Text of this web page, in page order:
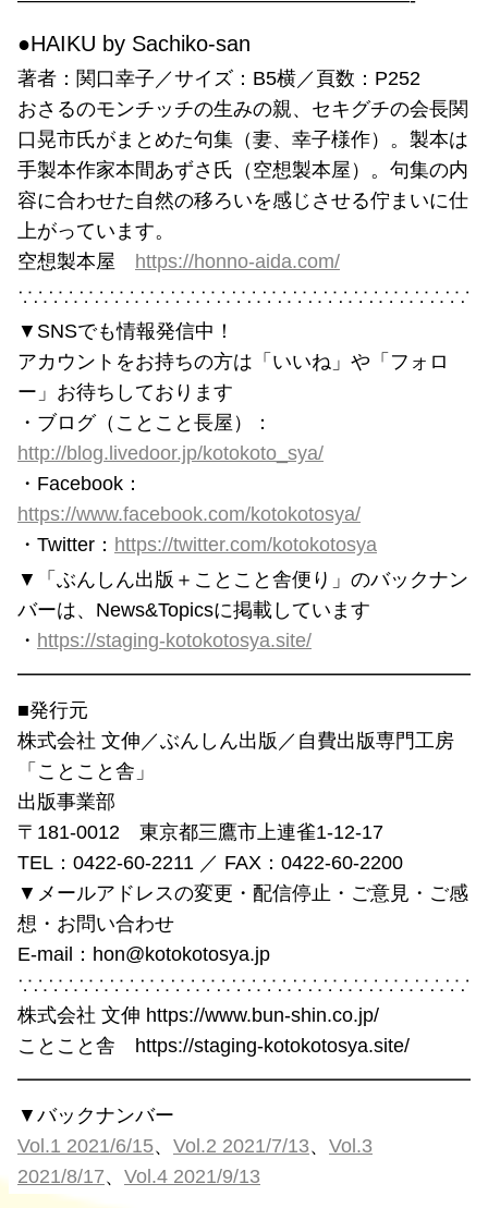
●HAIKU by Sachiko-san
著者：関口幸子／サイズ：B5横／頁数：P252
おさるのモンチッチの生みの親、セキグチの会長関
口晃市氏がまとめた句集（妻、幸子様作）。製本は
手製本作家本間あずさ氏（空想製本屋）。句集の内
容に合わせた自然の移ろいを感じさせる佇まいに仕
上がっています。
空想製本屋
https://honno-aida.com/
∵∴∵∴∵∴∵∴∵∴∵∴∵∴∵∴∵∴∵∴∵∴∵∴∵∴∵∴∵∴
▼SNSでも情報発信中！
アカウントをお持ちの方は「いいね」や「フォロ
ー」お待ちしております
・ブログ（ことこと長屋）：
http://blog.livedoor.jp/kotokoto_sya/
・Facebook：
https://www.facebook.com/kotokotosya/
・Twitter： https://twitter.com/kotokotosya
▼「ぶんしん出版＋ことこと舎便り」のバックナン
バーは、News&Topicsに掲載しています
・ https://staging-kotokotosya.site/
■発行元
株式会社 文伸／ぶんしん出版／自費出版専門工房
「ことこと舎」
出版事業部
〒181-0012 東京都三鷹市上連雀1-12-17
TEL：0422-60-2211 ／ FAX：0422-60-2200
▼メールアドレスの変更・配信停止・ご意見・ご感
想・お問い合わせ
E-mail：hon@kotokotosya.jp
∵∴∵∴∵∴∵∴∵∴∵∴∵∴∵∴∵∴∵∴∵∴∵∴∵∴∵∴∵∴
株式会社 文伸 https://www.bun-shin.co.jp/
ことこと舎 https://staging-kotokotosya.site/
▼バックナンバー
Vol.1 2021/6/15、 Vol.2 2021/7/13、 Vol.3
2021/8/17、 Vol.4 2021/9/13